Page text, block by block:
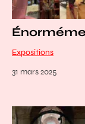
Expositions
31 mars 2025